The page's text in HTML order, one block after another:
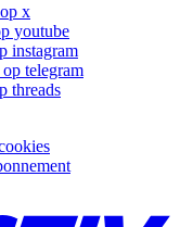
x
youtube
instagram
telegram
threads